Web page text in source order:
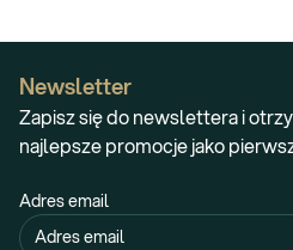
Newsletter
Zapisz się do newslettera i
najlepsze promocje jako
Adres email